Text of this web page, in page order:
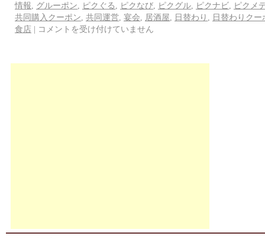
情報
グルーポン ピクぐる ピクなび ピクグル ピクナビ
ピクメ
共同購入クーポン 共同運営 宴会 居酒屋 日替わり
日替わりクー
食店 | コメントを受け付けていません